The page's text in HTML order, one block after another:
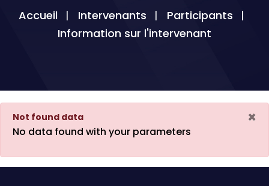
Accueil Intervenants
Participants
Information sur l'intervenant
Not found data ×
No data found with your parameters